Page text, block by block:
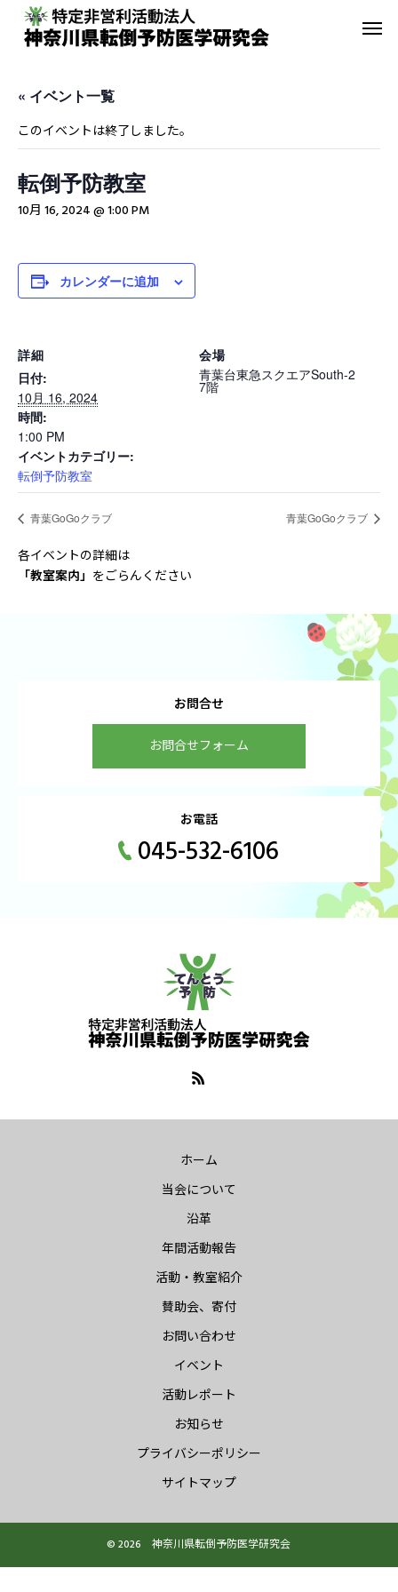
転倒予防教室
« イベント一覧
このイベントは終了しました。
転倒予防教室
10月 16, 2024 @ 1:00 PM
カレンダーに追加
詳細
日付:
10月 16, 2024
時間:
1:00 PM
イベントカテゴリー:
転倒予防教室
会場
青葉台東急スクエアSouth-2
7階
青葉GoGoクラブ 青葉GoGoクラブ
各イベントの詳細は
「教室案内」 をごらんください
お問合せ
お問合せフォーム
お電話
045-532-6106
ホーム
当会について
沿革
年間活動報告
活動・教室紹介
賛助会、寄付
お問い合わせ
イベント
活動レポート
お知らせ
プライバシーポリシー
サイトマップ
© 2026 神奈川県転倒予防医学研究会